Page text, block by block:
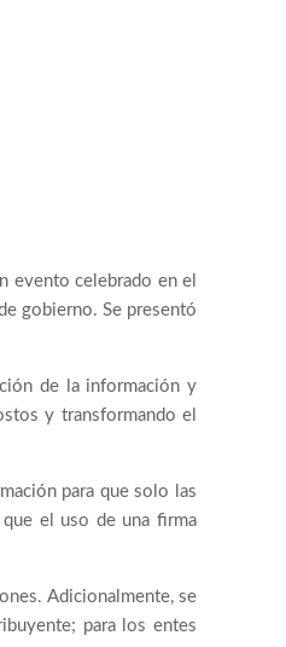
evento celebrado en el
gobierno. Se presentó
de la información y
y transformando el
para que solo las
que el uso de una firma
Adicionalmente, se
para los entes